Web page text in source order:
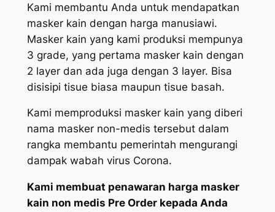
Kami membantu Anda untuk mendapatkan
masker kain dengan harga manusiawi.
Masker kain yang kami produksi mempunya
3 grade, yang pertama masker kain dengan
2 layer dan ada juga dengan 3 layer. Bisa
disisipi tisue biasa maupun tisue basah.
Kami memproduksi masker kain yang diberi
nama masker non-medis tersebut dalam
rangka membantu pemerintah mengurangi
dampak wabah virus Corona.
Kami membuat penawaran harga masker
kain non medis Pre Order kepada Anda